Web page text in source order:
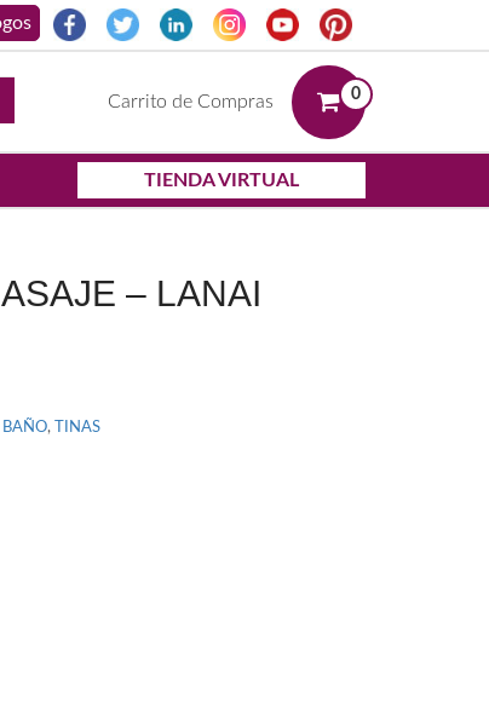
Carrito de Compras 0
TIENDA VIRTUAL
– LANAI
BAÑO,
TINAS